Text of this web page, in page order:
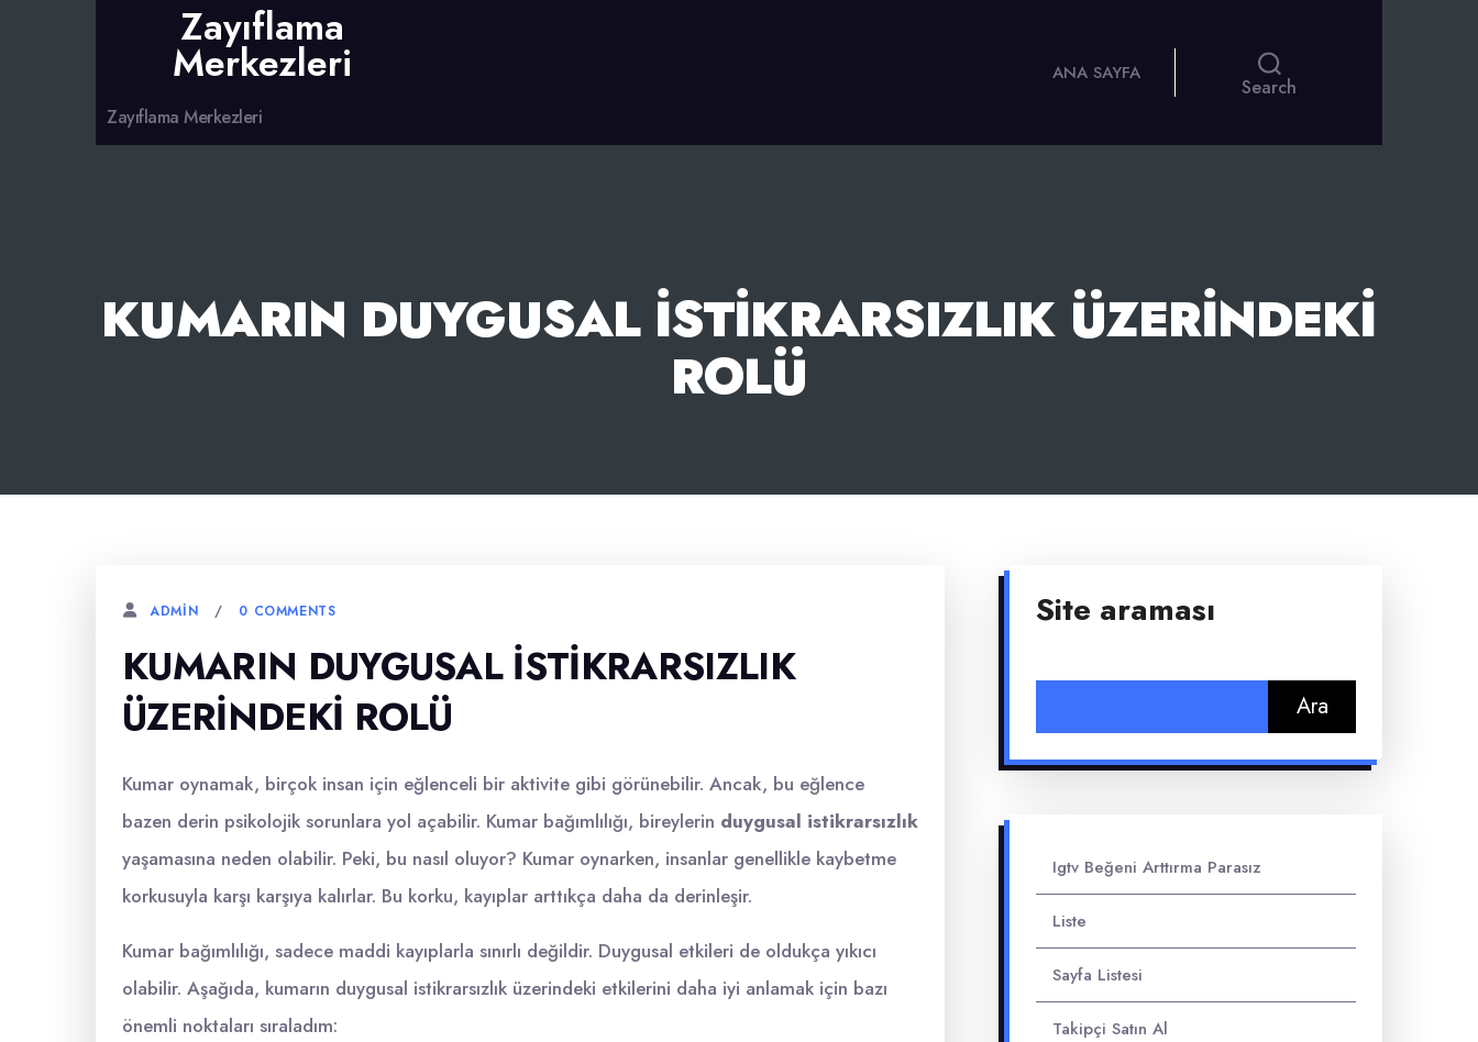
Zayıflama
Merkezleri
Zayıflama Merkezleri
ANA SAYFA
Search
KUMARIN DUYGUSAL İSTIKRARSIZLIK ÜZERINDEKI
ROLÜ
ADMIN 0 COMMENTS
KUMARIN DUYGUSAL İSTIKRARSIZLIK
ÜZERINDEKI ROLÜ
Kumar oynamak, birçok insan için eğlenceli bir aktivite gibi görünebilir. Ancak, bu eğlence
bazen derin psikolojik sorunlara yol açabilir. Kumar bağımlılığı, bireylerin duygusal istikrarsızlık
yaşamasına neden olabilir. Peki, bu nasıl oluyor? Kumar oynarken, insanlar genellikle kaybetme
korkusuyla karşı karşıya kalırlar. Bu korku, kayıplar arttıkça daha da derinleşir.
Kumar bağımlılığı, sadece maddi kayıplarla sınırlı değildir. Duygusal etkileri de oldukça yıkıcı
olabilir. Aşağıda, kumarın duygusal istikrarsızlık üzerindeki etkilerini daha iyi anlamak için bazı
önemli noktaları sıraladım:
Site araması
Igtv Beğeni Arttırma Parasız
Liste
Sayfa Listesi
Takipçi Satın Al